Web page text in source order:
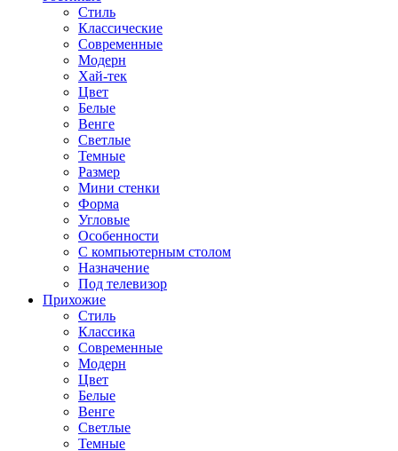
Стиль
Классические
Современные
Модерн
Хай-тек
Цвет
Белые
Венге
Светлые
Темные
Размер
Мини стенки
Форма
Угловые
Особенности
С компьютерным столом
Назначение
Под телевизор
Прихожие
Стиль
Классика
Современные
Модерн
Цвет
Белые
Венге
Светлые
Темные